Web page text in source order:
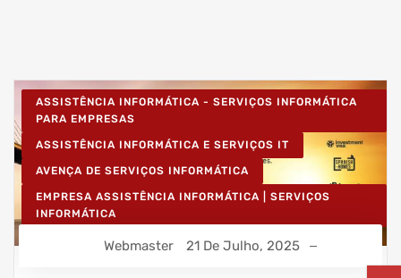
ASSISTÊNCIA INFORMÁTICA - SERVIÇOS INFORMÁTICA
PARA EMPRESAS
ASSISTÊNCIA INFORMÁTICA E SERVIÇOS IT
AVENÇA DE SERVIÇOS INFORMÁTICA
EMPRESA ASSISTÊNCIA INFORMÁTICA | SERVIÇOS
INFORMÁTICA
IT UNLIMITED - SERVIÇOS INFORMÁTICA
Webmaster 21 De Julho, 2025